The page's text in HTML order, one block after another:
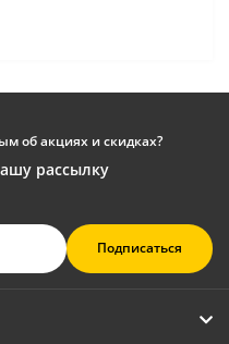
об акциях и скидках?
рассылку
Подписаться